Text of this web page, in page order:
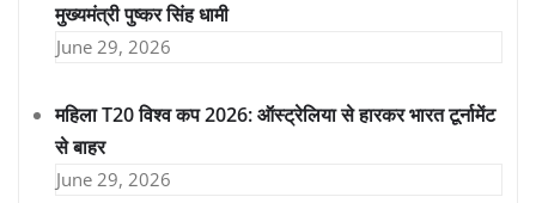
मुख्यमंत्री पुष्कर सिंह धामी
June 29, 2026
महिला T20 विश्व कप 2026: ऑस्ट्रेलिया से हारकर भारत टूर्नामेंट
से बाहर
June 29, 2026